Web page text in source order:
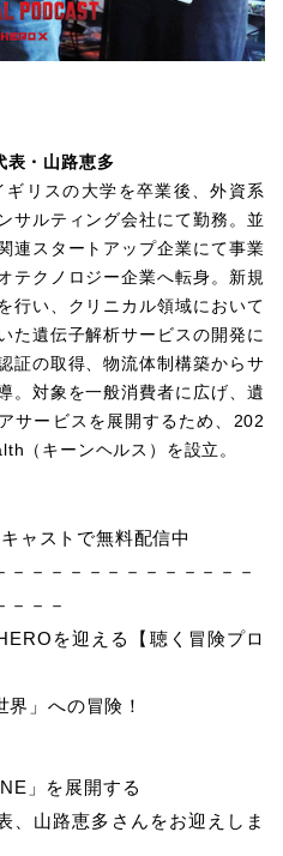
・山路恵多
リスの大学を卒業後、外資系
サルティング会社にて勤務。並
連スタートアップ企業にて事業
テクノロジー企業へ転身。新規
行い、クリニカル領域において
た遺伝子解析サービスの開発に
証の取得、物流体制構築からサ
。対象を一般消費者に広げ、遺
サービスを展開するため、202
（キーンヘルス）を設立。
ャストで無料配信中
－－－－－－－－－－－－－
－－－
を迎える【聴く冒険プロ
」への冒険！
」を展開する
、山路恵多さんをお迎えしま